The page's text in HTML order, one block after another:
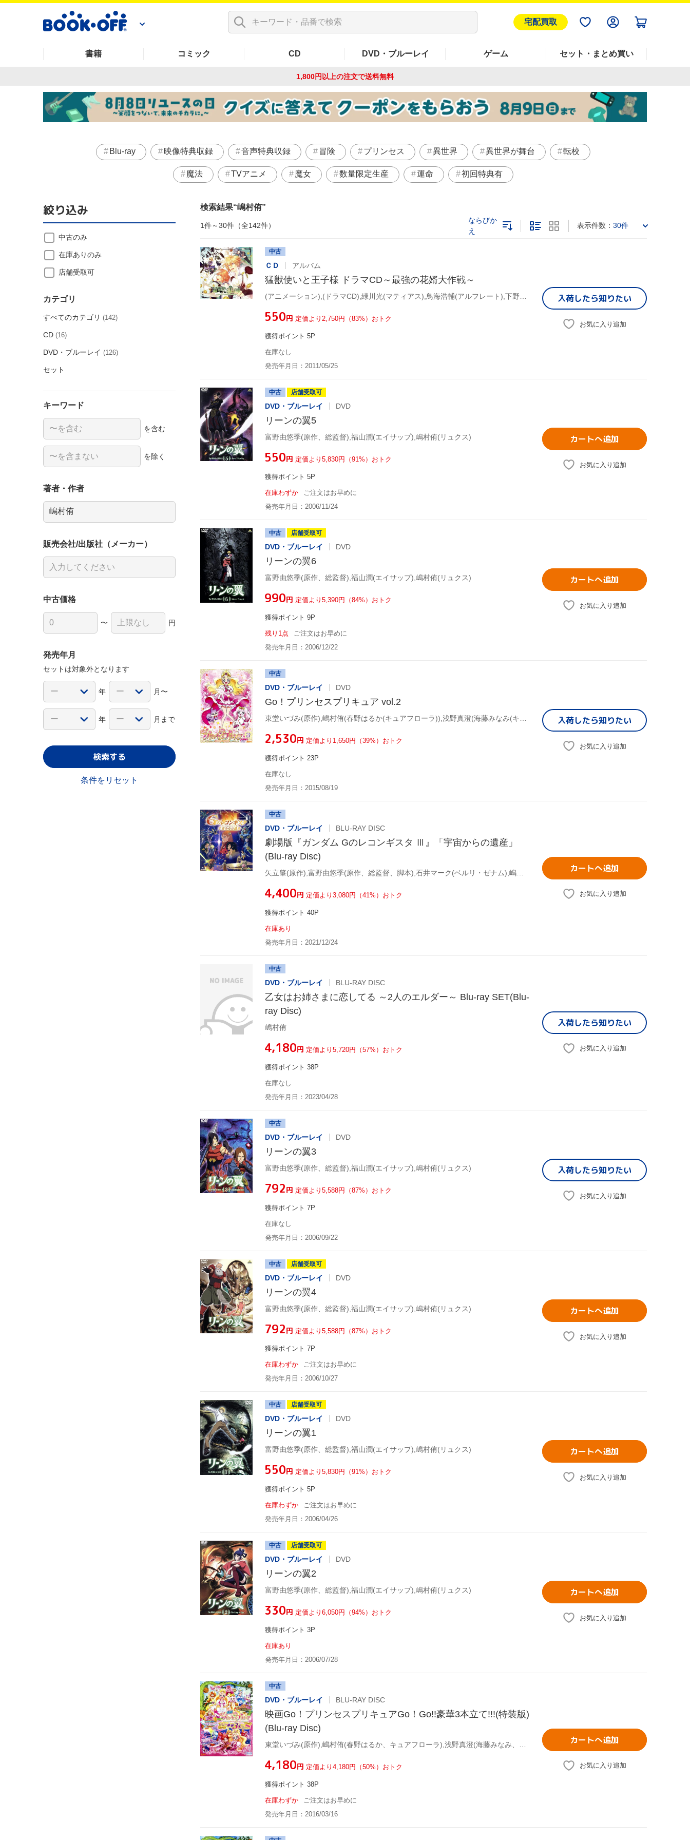
宅配買取
書籍 コミック CD DVD・ブルーレイ ゲーム セット・まとめ買い
1,800円以上の注文で送料無料
Blu-ray 映像特典収録 音声特典収録 冒険 プリンセス 異世界 異世界が舞台 転校
魔法 TVアニメ 魔女 数量限定生産 運命 初回特典有
検索結果 嶋村侑
1件～30件（全142件）
ならびか
え
表示件数： 30件
中古
ＣＤ アルバム
猛獣使いと王子様 ドラマCD～最強の花婿大作戦～
¥550円 定価より2,750円（83%）おトク
獲得ポイント 5P
在庫なし
発売年月日：2011/05/25
入荷したら知りたい
お気に入り追加
中古 店舗受取可
DVD・ブルーレイ DVD
リーンの翼5
富野由悠季(原作、総監督),福山潤(エイサップ),嶋村侑(リュクス)
¥550円 定価より5,830円（91%）おトク
獲得ポイント 5P
在庫わずか
ご注文はお早めに
発売年月日：2006/11/24
カートへ追加
お気に入り追加
中古 店舗受取可
DVD・ブルーレイ DVD
リーンの翼6
富野由悠季(原作、総監督),福山潤(エイサップ),嶋村侑(リュクス)
¥990円 定価より5,390円（84%）おトク
獲得ポイント 9P
残り1点
ご注文はお早めに
発売年月日：2006/12/22
カートへ追加
お気に入り追加
中古
DVD・ブルーレイ DVD
Go！プリンセスプリキュア vol.2
¥2,530円 定価より1,650円（39%）おトク
獲得ポイント 23P
在庫なし
発売年月日：2015/08/19
入荷したら知りたい
お気に入り追加
中古
DVD・ブルーレイ BLU-RAY DISC
劇場版『ガンダム Gのレコンギスタ Ⅲ』「宇宙からの遺産」
(Blu-ray Disc)
¥4,400円 定価より3,080円（41%）おトク
獲得ポイント 40P
在庫あり
発売年月日：2021/12/24
カートへ追加
お気に入り追加
中古
DVD・ブルーレイ BLU-RAY DISC
乙女はお姉さまに恋してる ～2人のエルダー～ Blu-ray SET(Blu-
ray Disc)
嶋村侑
¥4,180円 定価より5,720円（57%）おトク
獲得ポイント 38P
在庫なし
発売年月日：2023/04/28
入荷したら知りたい
お気に入り追加
中古
DVD・ブルーレイ DVD
リーンの翼3
富野由悠季(原作、総監督),福山潤(エイサップ),嶋村侑(リュクス)
¥792円 定価より5,588円（87%）おトク
獲得ポイント 7P
在庫なし
発売年月日：2006/09/22
入荷したら知りたい
お気に入り追加
中古 店舗受取可
DVD・ブルーレイ DVD
リーンの翼4
富野由悠季(原作、総監督),福山潤(エイサップ),嶋村侑(リュクス)
¥792円 定価より5,588円（87%）おトク
獲得ポイント 7P
在庫わずか
ご注文はお早めに
発売年月日：2006/10/27
カートへ追加
お気に入り追加
中古 店舗受取可
DVD・ブルーレイ DVD
リーンの翼1
富野由悠季(原作、総監督),福山潤(エイサップ),嶋村侑(リュクス)
¥550円 定価より5,830円（91%）おトク
獲得ポイント 5P
在庫わずか
ご注文はお早めに
発売年月日：2006/04/26
カートへ追加
お気に入り追加
中古 店舗受取可
DVD・ブルーレイ DVD
リーンの翼2
富野由悠季(原作、総監督),福山潤(エイサップ),嶋村侑(リュクス)
¥330円 定価より6,050円（94%）おトク
獲得ポイント 3P
在庫あり
発売年月日：2006/07/28
カートへ追加
お気に入り追加
中古
DVD・ブルーレイ BLU-RAY DISC
映画Go！プリンセスプリキュアGo！Go!!豪華3本立て!!!(特装版)
(Blu-ray Disc)
¥4,180円 定価より4,180円（50%）おトク
獲得ポイント 38P
在庫わずか
ご注文はお早めに
発売年月日：2016/03/16
カートへ追加
お気に入り追加
絞り込み
中古のみ
在庫ありのみ
店舗受取可
カテゴリ
すべてのカテゴリ (142)
CD (16)
DVD・ブルーレイ (126)
セット
キーワード
を含む
を除く
著者・作者
販売会社/出版社（メーカー）
中古価格
〜 円
発売年月
セットは対象外となります
年 月〜
年 月まで
検索する
条件をリセット